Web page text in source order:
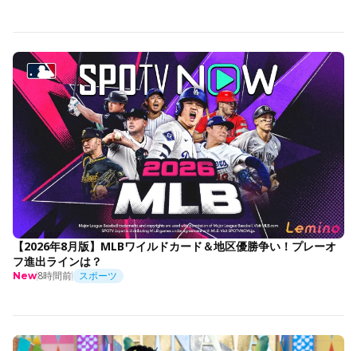
【2026年8月版】MLBワイルドカード＆地区優勝争い！プレーオ
フ進出ラインは？
New8時間前 スポーツ